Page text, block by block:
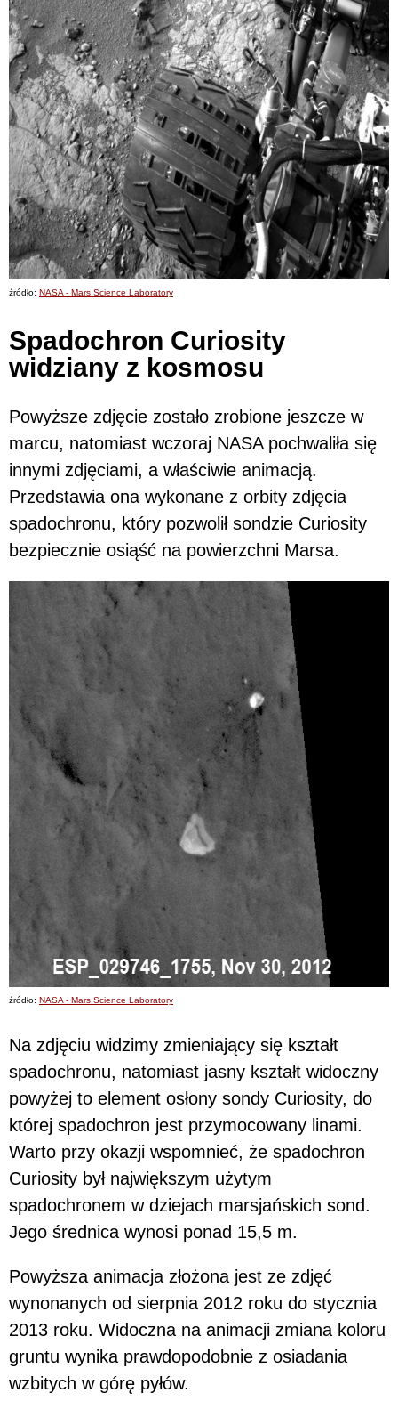
źródło: NASA - Mars Science Laboratory
Spadochron Curiosity
widziany z kosmosu
Powyższe zdjęcie zostało zrobione jeszcze w
marcu, natomiast wczoraj NASA pochwaliła się
innymi zdjęciami, a właściwie animacją.
Przedstawia ona wykonane z orbity zdjęcia
spadochronu, który pozwolił sondzie Curiosity
bezpiecznie osiąść na powierzchni Marsa.
źródło: NASA - Mars Science Laboratory
Na zdjęciu widzimy zmieniający się kształt
spadochronu, natomiast jasny kształt widoczny
powyżej to element osłony sondy Curiosity, do
której spadochron jest przymocowany linami.
Warto przy okazji wspomnieć, że spadochron
Curiosity był największym użytym
spadochronem w dziejach marsjańskich sond.
Jego średnica wynosi ponad 15,5 m.
Powyższa animacja złożona jest ze zdjęć
wynonanych od sierpnia 2012 roku do stycznia
2013 roku. Widoczna na animacji zmiana koloru
gruntu wynika prawdopodobnie z osiadania
wzbitych w górę pyłów.